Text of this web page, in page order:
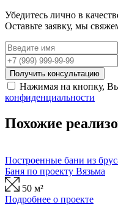
Убедитесь лично в
Оставьте заявку, мы
Получить консультацию
Нажимая на кнопку, Вы
конфиденциальности
Похожие
Построенные бани из
Баня по проекту Вязьма
50 м²
Подробнее о проекте